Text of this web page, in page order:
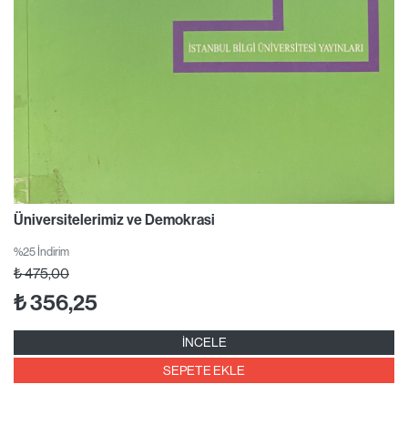
Üniversitelerimiz ve Demokrasi
%25 İndirim
₺475,00
₺356,25
İNCELE
SEPETE EKLE